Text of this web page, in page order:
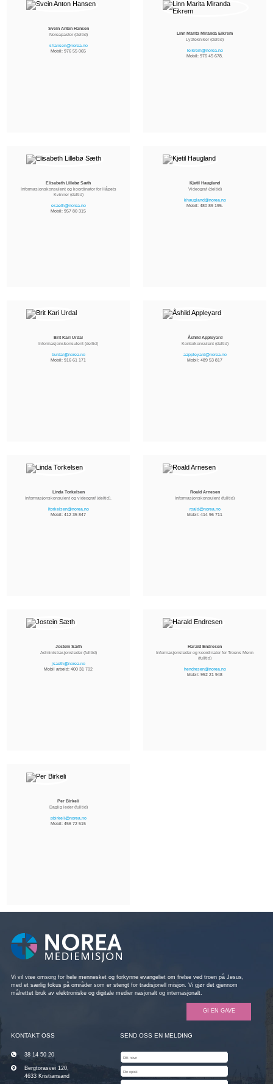
Svein Anton Hansen
Noreapastor (deltid)
shansen@norea.no
Mobil: 976 55 065
Linn Marita Miranda Eikrem
Lydtekniker (deltid)
leikrem@norea.no
Mobil: 976 45 678.
Elisabeth Lillebø Sæth
Informasjonskonsulent og koordinator for Håpets
Kvinner (deltid)
esaeth@norea.no
Mobil: 957 80 315
Kjetil Haugland
Videograf (deltid)
khaugland@norea.no
Mobil: 480 89 195.
Brit Kari Urdal
Informasjonskonsulent (deltid)
burdal@norea.no
Mobil: 916 61 171
Åshild Appleyard
Kontorkonsulent (deltid)
aappleyard@norea.no
Mobil: 489 53 817
Linda Torkelsen
Informasjonskonsulent og videograf (deltid).
ltorkelsen@norea.no
Mobil: 412 35 847
Roald Arnesen
Informasjonskonsulent (fulltid)
roald@norea.no
Mobil: 414 96 711
Jostein Sæth
Administrasjonsleder (fulltid)
jsaeth@norea.no
Mobil arbeid: 400 31 702
Harald Endresen
Informasjonsleder og koordinator for Troens Menn
(fulltid)
hendresen@norea.no
Mobil: 952 21 948
Per Birkeli
Daglig leder (fulltid)
pbirkeli@norea.no
Mobil: 456 72 515
Vi vil vise omsorg for hele mennesket og forkynne evangeliet om frelse ved troen på Jesus,
med et særlig fokus på områder som er stengt for tradisjonell misjon. Vi gjør det gjennom
målrettet bruk av elektroniske og digitale medier nasjonalt og internasjonalt.
GI EN GAVE
KONTAKT OSS
38 14 50 20
Bergtorasvei 120,
4633 Kristiansand
SEND OSS EN MELDING